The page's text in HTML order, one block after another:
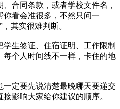
合同条款，或者学校文件名，
你看会准很多，不然只问一
其实很难判断。
生签证、住宿证明、工作限制
每个人时间线不一样，卡住的地
定要先说清楚最晚哪天要递交
影响大家给你建议的顺序。